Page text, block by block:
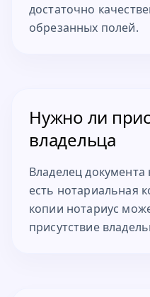
достаточно
обрезанных полей.
Нужно ли
владельца
Владелец документа
есть нотариальная
копии нотариус
присутствие